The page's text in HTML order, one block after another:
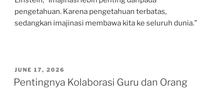
pengetahuan. Karena pengetahuan terbatas,
sedangkan imajinasi membawa kita ke seluruh dunia.”
POSTED
ON
JUNE 17, 2026
Pentingnya Kolaborasi Guru dan Orang